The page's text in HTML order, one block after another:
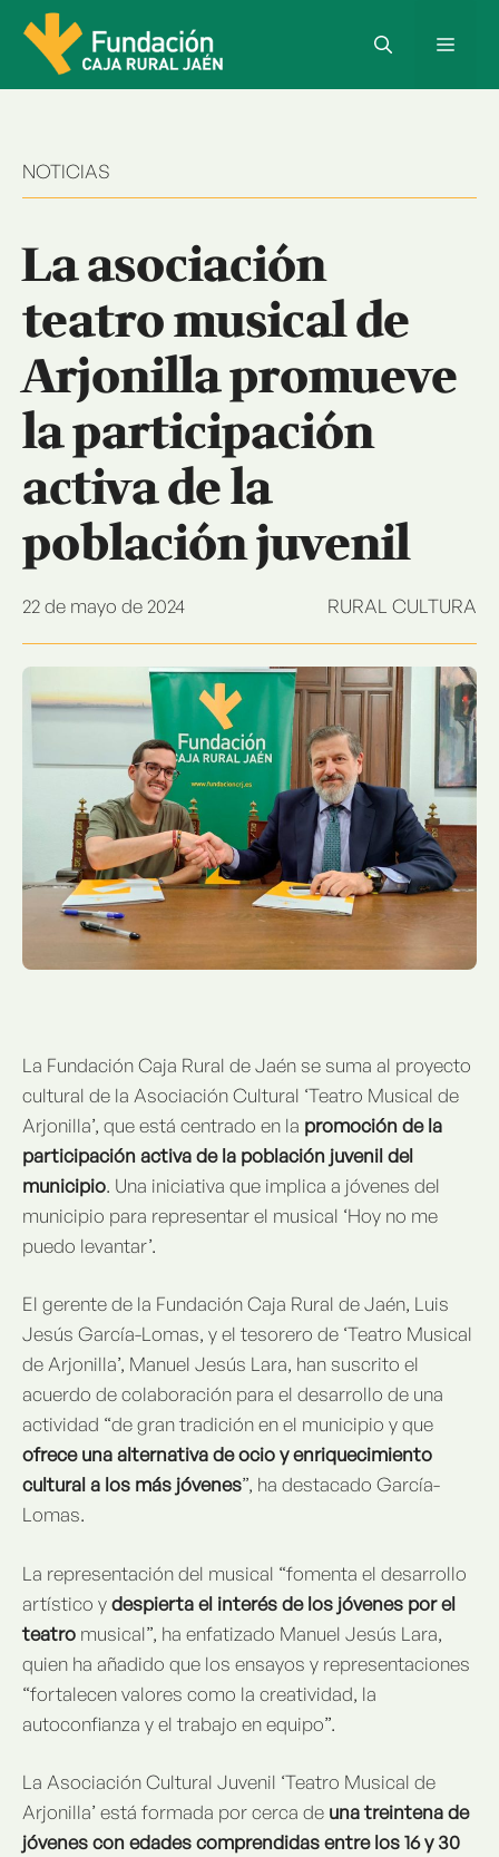
Saltar
contenido
Menú
NOTICIAS
La asociación
teatro musical de
Arjonilla promueve
la participación
activa de la
población juvenil
22 de mayo de 2024 RURAL CULTURA
La Fundación Caja Rural de Jaén se suma al proyecto
cultural de la Asociación Cultural ‘Teatro Musical de
Arjonilla’, que está centrado en la promoción de la
participación activa de la población juvenil del
municipio. Una iniciativa que implica a jóvenes del
municipio para representar el musical ‘Hoy no me
puedo levantar’.
El gerente de la Fundación Caja Rural de Jaén, Luis
Jesús García-Lomas, y el tesorero de ‘Teatro Musical
de Arjonilla’, Manuel Jesús Lara, han suscrito el
acuerdo de colaboración para el desarrollo de una
actividad “de gran tradición en el municipio y que
ofrece una alternativa de ocio y enriquecimiento
cultural a los más jóvenes”, ha destacado García-
Lomas.
La representación del musical “fomenta el desarrollo
artístico ydespierta el interés de los jóvenes por el
teatro musical”, ha enfatizado Manuel Jesús Lara,
quien ha añadido que los ensayos y representaciones
“fortalecen valores como la creatividad, la
autoconfianza y el trabajo en equipo”.
La Asociación Cultural Juvenil ‘Teatro Musical de
Arjonilla’ está formada por cerca de una treintena de
jóvenes con edades comprendidas entre los 16 y 30